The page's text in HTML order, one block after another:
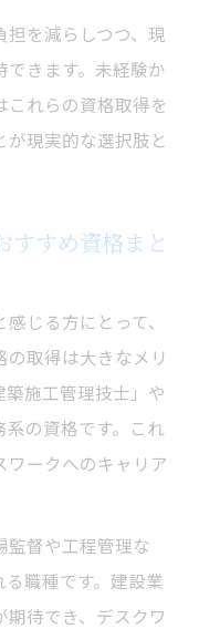
を減らしつつ、現
きます。未経験か
これらの資格取得を
現実的な選択肢と
すすめ資格まと
じる方にとって、
取得は大きなメリ
施工管理技士」や
系の資格です。これ
ワークへのキャリア
監督や工程管理な
職種です。建設業
待でき、デスクワ